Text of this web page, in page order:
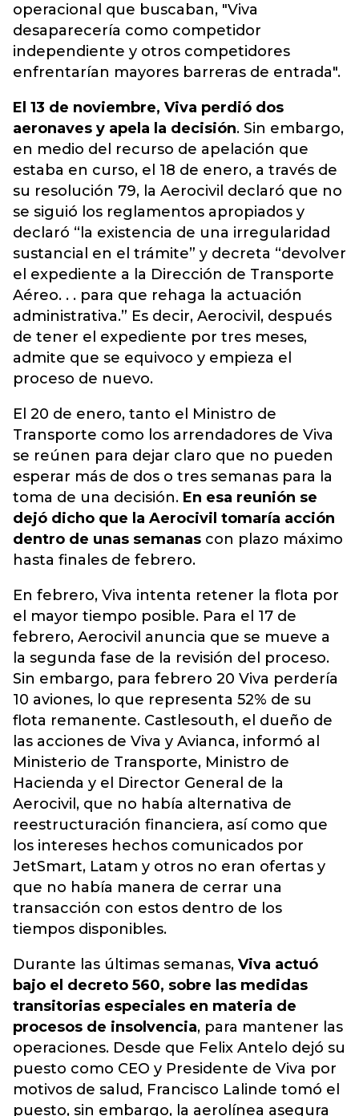
operacional que buscaban, "Viva
desaparecería como competidor
independiente y otros competidores
enfrentarían mayores barreras de entrada".
El 13 de noviembre, Viva perdió dos
aeronaves y apela la decisión. Sin embargo,
en medio del recurso de apelación que
estaba en curso, el 18 de enero, a través de
su resolución 79, la Aerocivil declaró que no
se siguió los reglamentos apropiados y
declaró “la existencia de una irregularidad
sustancial en el trámite” y decreta “devolver
el expediente a la Dirección de Transporte
Aéreo. . . para que rehaga la actuación
administrativa.” Es decir, Aerocivil, después
de tener el expediente por tres meses,
admite que se equivoco y empieza el
proceso de nuevo.
El 20 de enero, tanto el Ministro de
Transporte como los arrendadores de Viva
se reúnen para dejar claro que no pueden
esperar más de dos o tres semanas para la
toma de una decisión. En esa reunión se
dejó dicho que la Aerocivil tomaría acción
dentro de unas semanas con plazo máximo
hasta finales de febrero.
En febrero, Viva intenta retener la flota por
el mayor tiempo posible. Para el 17 de
febrero, Aerocivil anuncia que se mueve a
la segunda fase de la revisión del proceso.
Sin embargo, para febrero 20 Viva perdería
10 aviones, lo que representa 52% de su
flota remanente. Castlesouth, el dueño de
las acciones de Viva y Avianca, informó al
Ministerio de Transporte, Ministro de
Hacienda y el Director General de la
Aerocivil, que no había alternativa de
reestructuración financiera, así como que
los intereses hechos comunicados por
JetSmart, Latam y otros no eran ofertas y
que no había manera de cerrar una
transacción con estos dentro de los
tiempos disponibles.
Durante las últimas semanas, Viva actuó
bajo el decreto 560, sobre las medidas
transitorias especiales en materia de
procesos de insolvencia, para mantener las
operaciones. Desde que Felix Antelo dejó su
puesto como CEO y Presidente de Viva por
motivos de salud, Francisco Lalinde tomó el
puesto, sin embargo, la aerolínea asegura